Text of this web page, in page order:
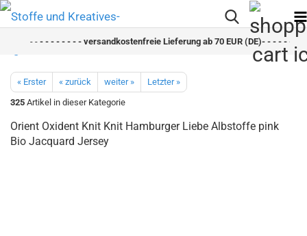
- -- - - - - - - - versandkostenfreie Lieferung ab 70 EUR (DE)- - - - - - - -
« Erster « zurück weiter »
Letzter »
325 Artikel in dieser Kategorie
Orient Oxident Knit Knit Hamburger Liebe Albstoffe pink
Bio Jacquard Jersey